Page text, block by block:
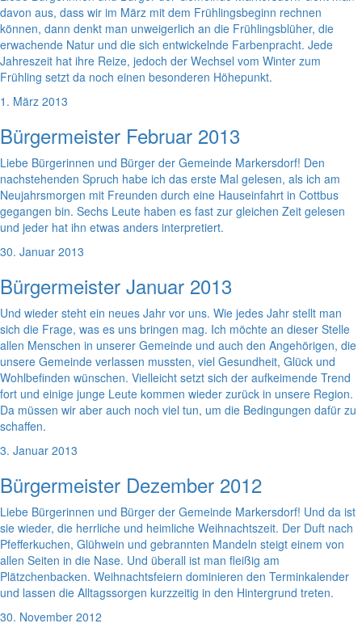
davon aus, dass wir im März mit dem Frühlingsbeginn rechnen
können, dann denkt man unweigerlich an die Frühlingsblüher, die
erwachende Natur und die sich entwickelnde Farbenpracht. Jede
Jahreszeit hat ihre Reize, jedoch der Wechsel vom Winter zum
Frühling setzt da noch einen besonderen Höhepunkt.
1. März 2013
Bürgermeister Februar 2013
Liebe Bürgerinnen und Bürger der Gemeinde Markersdorf! Den
nachstehenden Spruch habe ich das erste Mal gelesen, als ich am
Neujahrsmorgen mit Freunden durch eine Hauseinfahrt in Cottbus
gegangen bin. Sechs Leute haben es fast zur gleichen Zeit gelesen
und jeder hat ihn etwas anders interpretiert.
30. Januar 2013
Bürgermeister Januar 2013
Und wieder steht ein neues Jahr vor uns. Wie jedes Jahr stellt man
sich die Frage, was es uns bringen mag. Ich möchte an dieser Stelle
allen Menschen in unserer Gemeinde und auch den Angehörigen, die
unsere Gemeinde verlassen mussten, viel Gesundheit, Glück und
Wohlbefinden wünschen. Vielleicht setzt sich der aufkeimende Trend
fort und einige junge Leute kommen wieder zurück in unsere Region.
Da müssen wir aber auch noch viel tun, um die Bedingungen dafür zu
schaffen.
3. Januar 2013
Bürgermeister Dezember 2012
Liebe Bürgerinnen und Bürger der Gemeinde Markersdorf! Und da ist
sie wieder, die herrliche und heimliche Weihnachtszeit. Der Duft nach
Pfefferkuchen, Glühwein und gebrannten Mandeln steigt einem von
allen Seiten in die Nase. Und überall ist man fleißig am
Plätzchenbacken. Weihnachtsfeiern dominieren den Terminkalender
und lassen die Alltagssorgen kurzzeitig in den Hintergrund treten.
30. November 2012